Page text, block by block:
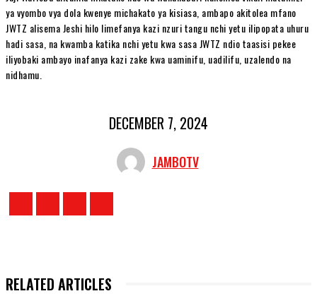
ya vyombo vya dola kwenye michakato ya kisiasa, ambapo akitolea mfano
JWTZ alisema Jeshi hilo limefanya kazi nzuri tangu nchi yetu ilipopata uhuru
hadi sasa, na kwamba katika nchi yetu kwa sasa JWTZ ndio taasisi pekee
iliyobaki ambayo inafanya kazi zake kwa uaminifu, uadilifu, uzalendo na
nidhamu.
DECEMBER 7, 2024
JAMBOTV
RELATED ARTICLES